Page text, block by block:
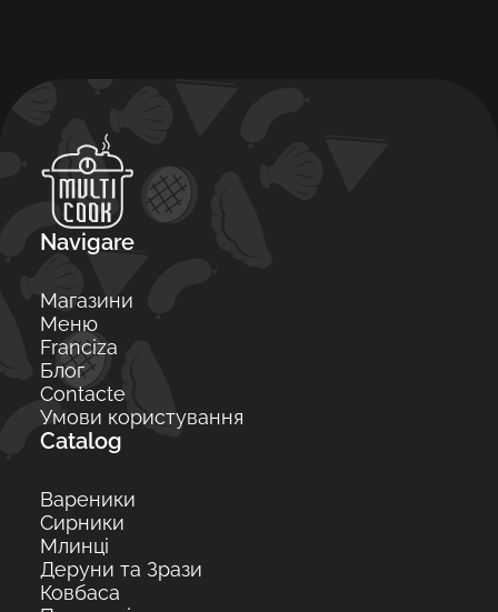
Navigare
Магазини
Меню
Franciza
Блог
Contacte
Умови користування
Catalog
Вареники
Сирники
Млинці
Деруни та Зрази
Ковбаса